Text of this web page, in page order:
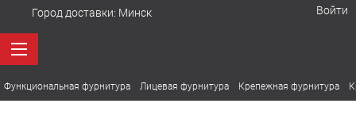
Город доставки: Минск Войти
Функциональная фурнитура Лицевая фурнитура Крепежная фурнитура